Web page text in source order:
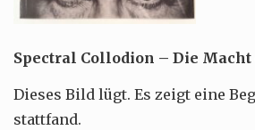
Spectral Collodion – Die Macht
Dieses Bild lügt. Es zeigt eine
stattfand.